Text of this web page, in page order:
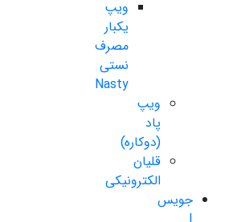
ویپ
یکبار
مصرف
نستی
Nasty
ویپ
پاد
(دوکاره)
قلیان
الکترونیکی
جویس